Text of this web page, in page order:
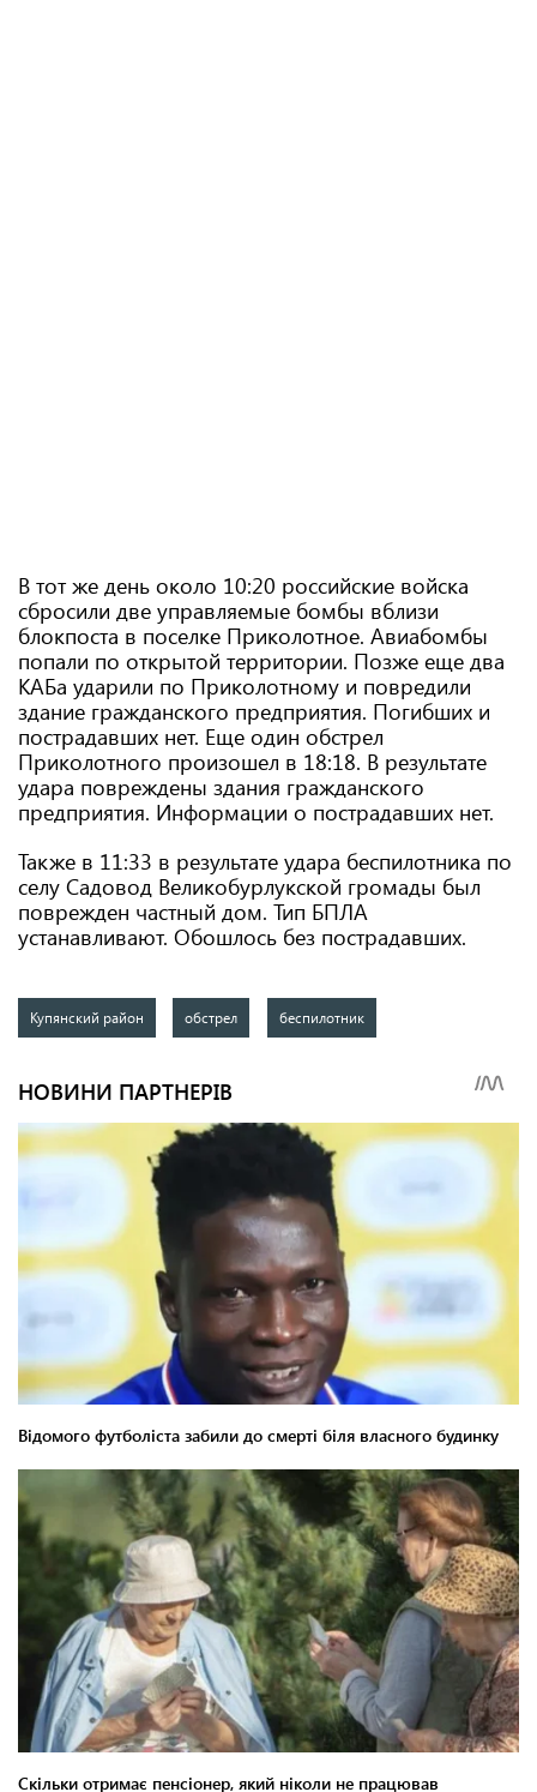
В тот же день около 10:20 российские войска
сбросили две управляемые бомбы вблизи
блокпоста в поселке Приколотное. Авиабомбы
попали по открытой территории. Позже еще два
КАБа ударили по Приколотному и повредили
здание гражданского предприятия. Погибших и
пострадавших нет. Еще один обстрел
Приколотного произошел в 18:18. В результате
удара повреждены здания гражданского
предприятия. Информации о пострадавших нет.
Также в 11:33 в результате удара беспилотника по
селу Садовод Великобурлукской громады был
поврежден частный дом. Тип БПЛА
устанавливают. Обошлось без пострадавших.
Купянский район обстрел беспилотник